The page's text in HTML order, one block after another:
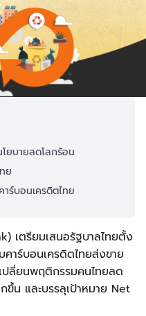
ยบายลดโลกร้อน
ย
ร์บอนเครดิตไทย
เตรียมเสนอรัฐบาลไทยตั้ง
าร์บอนเครดิตไทยส่งขาย
ปลี่ยนพฤติกรรมคนไทยลด
ขึ้น และบรรลุเป้าหมาย Net